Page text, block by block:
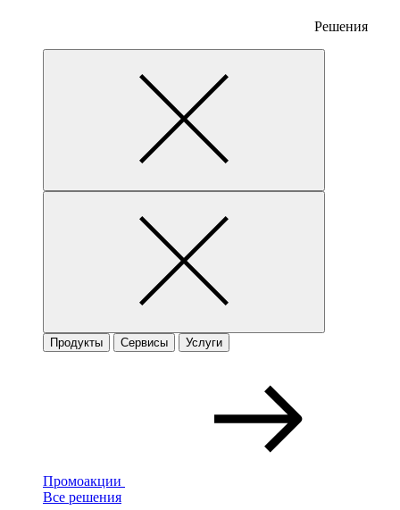
Решения
Продукты Сервисы Услуги
Промоакции
Все решения